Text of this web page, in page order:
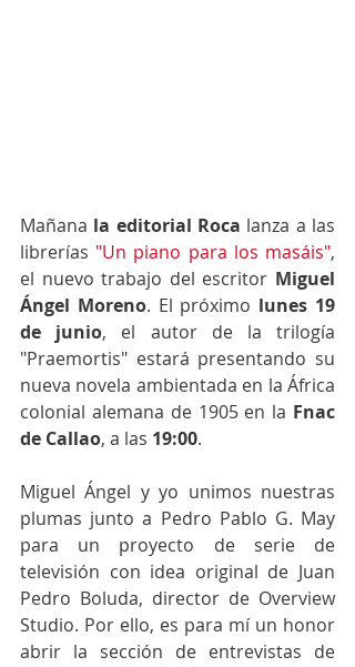
Mañana la editorial Roca lanza a las
librerías "Un piano para los masáis",
el nuevo trabajo del escritor Miguel
Ángel Moreno. El próximo lunes 19
de junio, el autor de la trilogía
"Praemortis" estará presentando su
nueva novela ambientada en la África
colonial alemana de 1905 en la Fnac
de Callao, a las 19:00.
Miguel Ángel y yo unimos nuestras
plumas junto a Pedro Pablo G. May
para un proyecto de serie de
televisión con idea original de Juan
Pedro Boluda, director de Overview
Studio. Por ello, es para mí un honor
abrir la sección de entrevistas de